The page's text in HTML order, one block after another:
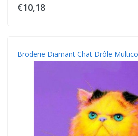
€10,18
Broderie Diamant Chat Drôle